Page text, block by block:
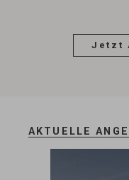
Jetzt
AKTUELLE